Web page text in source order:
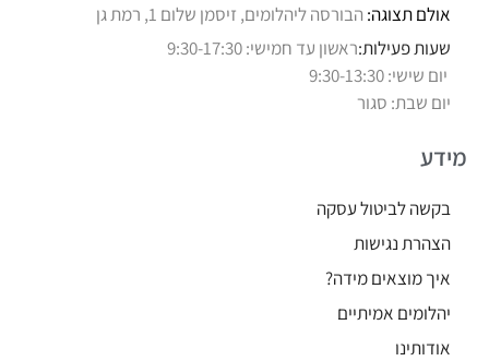
אולם תצוגה: הבורסה ליהלומים, זיסמן שלום 1, רמת גן
שעות פעילות:ראשון עד חמישי: 9:30-17:30
יום שישי: 9:30-13:30
יום שבת: סגור
מידע
בקשה לביטול עסקה
הצהרת נגישות
איך מוצאים מידה?
יהלומים אמיתיים
אודותינו